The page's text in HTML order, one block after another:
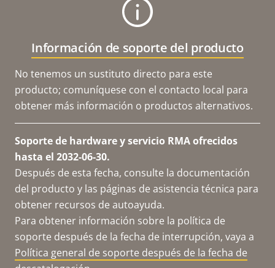
Información de soporte del producto
No tenemos un sustituto directo para este
producto; comuníquese con el contacto local para
obtener más información o productos alternativos.
Soporte de hardware y servicio RMA ofrecidos
hasta el 2032-06-30.
Después de esta fecha, consulte la documentación
del producto y las páginas de asistencia técnica para
obtener recursos de autoayuda.
Para obtener información sobre la política de
soporte después de la fecha de interrupción, vaya a
Política general de soporte después de la fecha de